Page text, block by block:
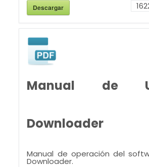
Descargar
Manual de
Downloader
Manual de operación del
Downloader.